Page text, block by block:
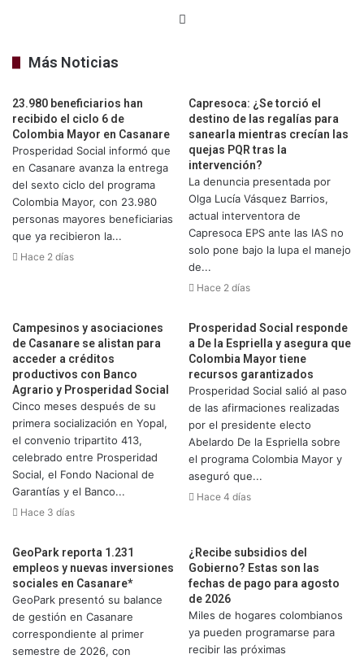
Sitio
Más Noticias
23.980 beneficiarios han
recibido el ciclo 6 de
Colombia Mayor en Casanare
Prosperidad Social informó que
en Casanare avanza la entrega
del sexto ciclo del programa
Colombia Mayor, con 23.980
personas mayores beneficiarias
que ya recibieron la...
Hace 2 días
Capresoca: ¿Se torció el
destino de las regalías para
sanearla mientras crecían las
quejas PQR tras la
intervención?
La denuncia presentada por
Olga Lucía Vásquez Barrios,
actual interventora de
Capresoca EPS ante las IAS no
solo pone bajo la lupa el manejo
de...
Hace 2 días
Campesinos y asociaciones
de Casanare se alistan para
acceder a créditos
productivos con Banco
Agrario y Prosperidad Social
Cinco meses después de su
primera socialización en Yopal,
el convenio tripartito 413,
celebrado entre Prosperidad
Social, el Fondo Nacional de
Garantías y el Banco...
Hace 3 días
Prosperidad Social responde
a De la Espriella y asegura que
Colombia Mayor tiene
recursos garantizados
Prosperidad Social salió al paso
de las afirmaciones realizadas
por el presidente electo
Abelardo De la Espriella sobre
el programa Colombia Mayor y
aseguró que...
Hace 4 días
GeoPark reporta 1.231
empleos y nuevas inversiones
sociales en Casanare*
GeoPark presentó su balance
de gestión en Casanare
correspondiente al primer
semestre de 2026, con
¿Recibe subsidios del
Gobierno? Estas son las
fechas de pago para agosto
de 2026
Miles de hogares colombianos
ya pueden programarse para
recibir las próximas